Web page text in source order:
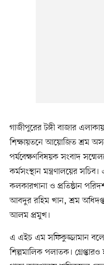
গাজীপুরের টঙ্গী বাজার
শিক্ষায়তনে আয়োজিত শ্রম
পর্যবেক্ষণবিষয়ক সংবাদ
কর্মসংস্থান মন্ত্রণালয়ের
কলকারখানা ও প্রতিষ্ঠান
আবদুর রহিম খান, শ্রম
আলম প্রমুখ।
এ এইচ এম সফিকুজ্জামান
শিল্পমালিক পলাতক।